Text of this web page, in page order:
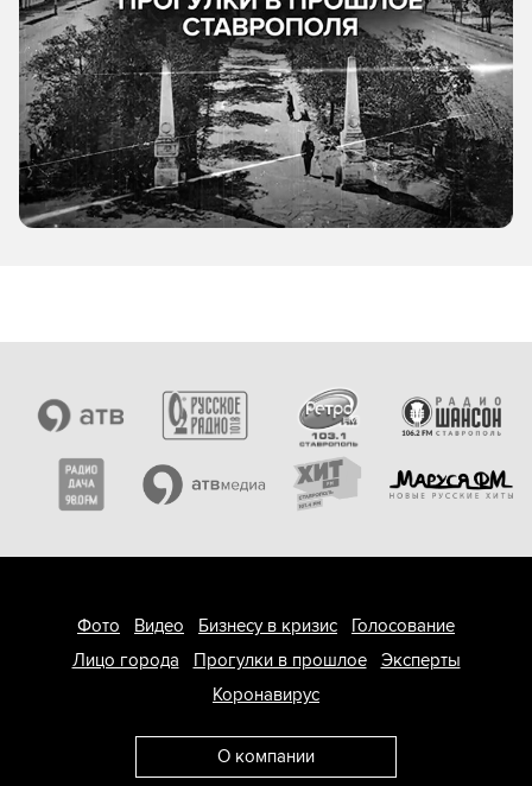
Фото Видео Бизнесу в кризис
Голосование
Лицо города
Прогулки в прошлое
Эксперты
Коронавирус
О компании